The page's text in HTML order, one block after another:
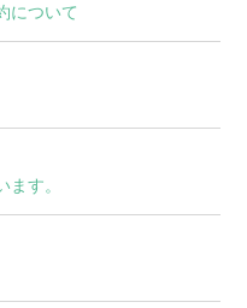
について
す。